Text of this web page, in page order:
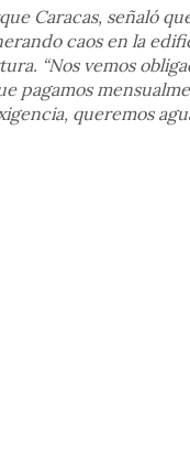
Caracas, señaló
caos en la
“Nos vemos
pagamos
queremos